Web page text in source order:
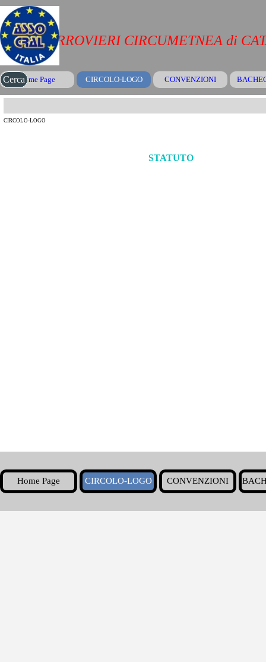
Vai ai contenuti
Salta menù
Home Page CIRCOLO-LOGO ▼
CONVENZIONI
CRAL FERROVIERI CIRCUMETNEA di
Cerca
CIRCOLO-LOGO
STATUTO
Home Page CIRCOLO-LOGO ▼
CONVENZIONI